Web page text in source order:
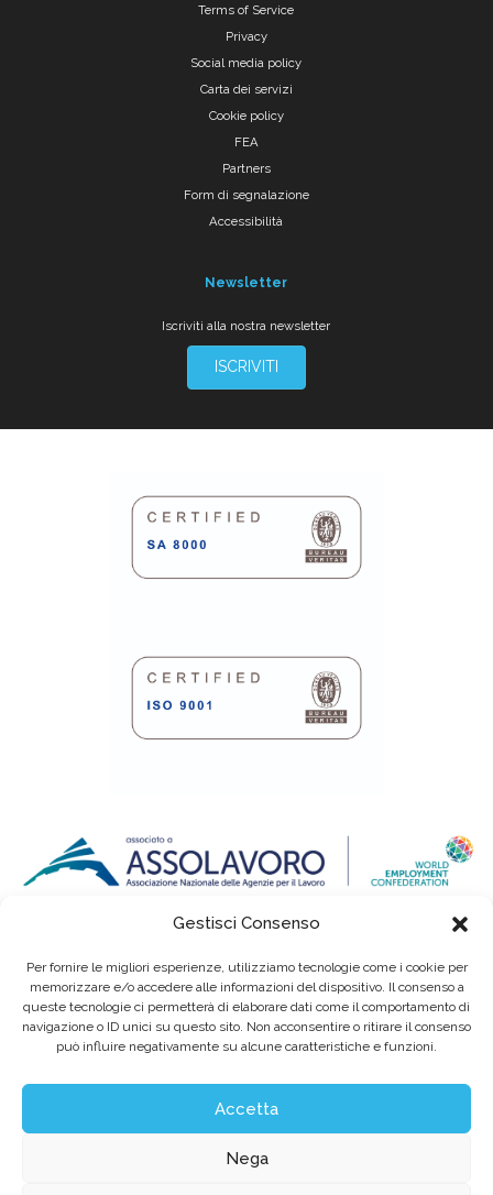
Gestisci Consenso
Per fornire le migliori esperienze, utilizziamo tecnologie come i cookie per
memorizzare e/o accedere alle informazioni del dispositivo. Il consenso a
queste tecnologie ci permetterà di elaborare dati come il comportamento di
navigazione o ID unici su questo sito. Non acconsentire o ritirare il consenso
può influire negativamente su alcune caratteristiche e funzioni.
Accetta
Nega
Terms of Service
Privacy
Social media policy
Carta dei servizi
Cookie policy
FEA
Partners
Form di segnalazione
Accessibilità
Newsletter
Iscriviti alla nostra newsletter
ISCRIVITI
Eurointerim S.p.A. Società Benefit / Agenzia per il Lavoro / Cap. Soc. deliberato e
Sede legale: Viale dell'Industria, 60 / 35129 Padova Tel. (+39) 049 89 34 994 / Fax (+39)
049 89 35 068 /
info@eurointerim.it
C.F. - P. IVA - Reg. Imp. di Padova n° 03304720281 REA nº302673 / Aut. Min. Lav. Prot.
n.1208 - SG del 16.12.2004